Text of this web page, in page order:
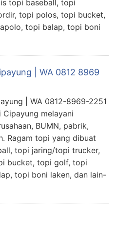
topi baseball, topi
topi polos, topi bucket,
topi balap, topi boni
| WA 0812 8969
| WA 0812-8969-2251
melayani
BUMN, pabrik,
Ragam topi yang dibuat
topi jaring/topi trucker,
bucket, topi golf, topi
topi boni laken, dan lain-